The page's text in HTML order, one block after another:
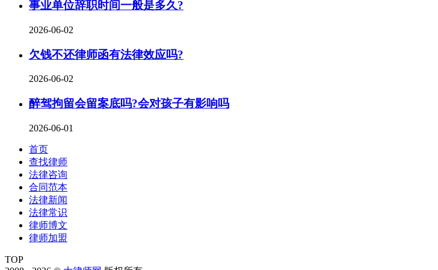
事业单位辞职时间一般是多久?
2026-06-02
欠钱不还律师函有法律效应吗?
2026-06-02
醉驾拘留会留案底吗?会对孩子有影响吗
2026-06-01
首页
查找律师
法律咨询
合同范本
法律新闻
法律常识
律师博文
律师加盟
TOP